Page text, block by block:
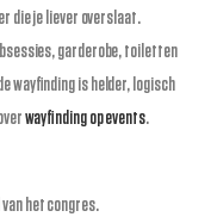
die je liever overslaat.
garderobe, toiletten
wayfinding is helder, logisch
wayfinding op events.
het congres.